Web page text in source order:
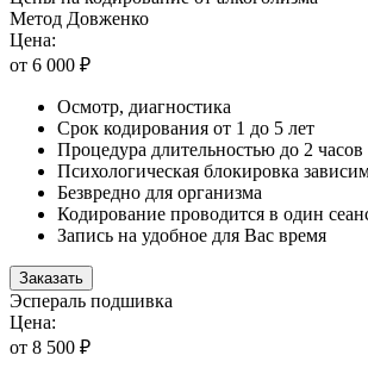
Метод Довженко
Цена:
от 6 000 ₽
Осмотр, диагностика
Срок кодирования от 1 до 5 лет
Процедура длительностью до 2 часов
Психологическая блокировка
Безвредно для организма
Кодирование проводится в один
Запись на удобное для Вас время
Заказать
Эспераль подшивка
Цена:
от 8 500 ₽